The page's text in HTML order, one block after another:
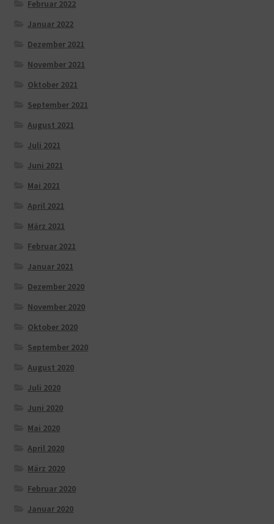
Februar 2022
Januar 2022
Dezember 2021
November 2021
Oktober 2021
September 2021
August 2021
Juli 2021
Juni 2021
Mai 2021
April 2021
März 2021
Februar 2021
Januar 2021
Dezember 2020
November 2020
Oktober 2020
September 2020
August 2020
Juli 2020
Juni 2020
Mai 2020
April 2020
März 2020
Februar 2020
Januar 2020